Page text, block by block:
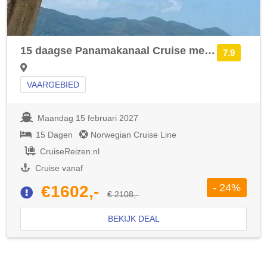
7.9
15 daagse Panamakanaal Cruise met de Norwegian Joy vanuit Port Canaveral langs de Verenigde Staten, Colombia en Panama
VAARGEBIED
Maandag 15 februari 2027
15 Dagen
Norwegian Cruise Line
CruiseReizen.nl
Cruise vanaf
€1602,- € 2108,-
- 24%
BEKIJK DEAL